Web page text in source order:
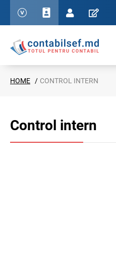
HOME CONTROL INTERN
Control intern